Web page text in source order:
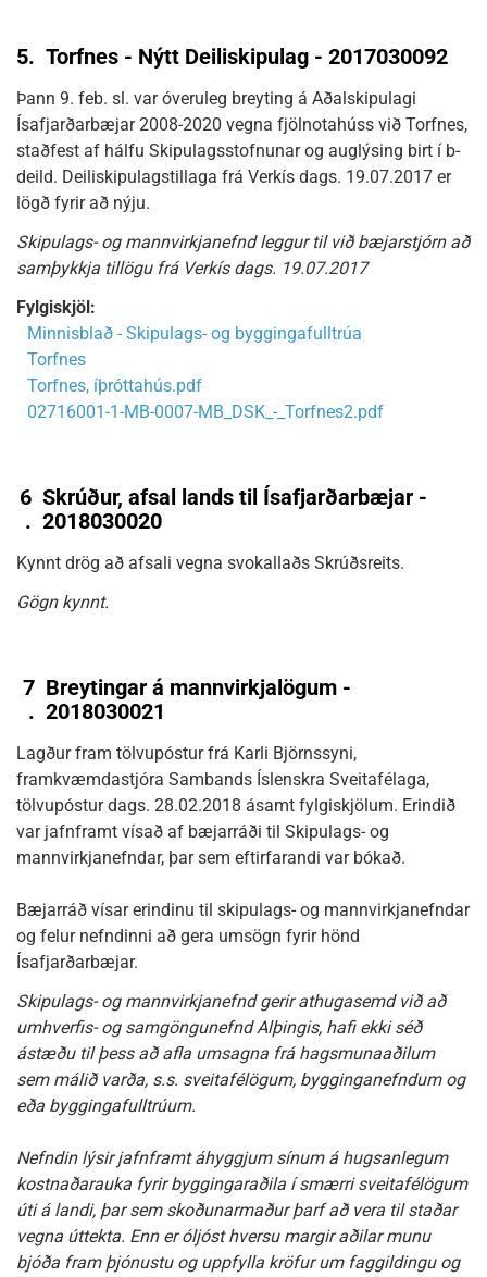
5. Torfnes - Nýtt Deiliskipulag - 2017030092
Þann 9. feb. sl. var óveruleg breyting á Aðalskipulagi
Ísafjarðarbæjar 2008-2020 vegna fjölnotahúss við Torfnes,
staðfest af hálfu Skipulagsstofnunar og auglýsing birt í b-
deild. Deiliskipulagstillaga frá Verkís dags. 19.07.2017 er
lögð fyrir að nýju.
Skipulags- og mannvirkjanefnd leggur til við bæjarstjórn að
samþykkja tillögu frá Verkís dags. 19.07.2017
Fylgiskjöl:
Minnisblað - Skipulags- og byggingafulltrúa
Torfnes
Torfnes, íþróttahús.pdf
02716001-1-MB-0007-MB_DSK_-_Torfnes2.pdf
6
.
Skrúður, afsal lands til Ísafjarðarbæjar -
2018030020
Kynnt drög að afsali vegna svokallaðs Skrúðsreits.
Gögn kynnt.
7
.
Breytingar á mannvirkjalögum -
2018030021
Lagður fram tölvupóstur frá Karli Björnssyni,
framkvæmdastjóra Sambands Íslenskra Sveitafélaga,
tölvupóstur dags. 28.02.2018 ásamt fylgiskjölum. Erindið
var jafnframt vísað af bæjarráði til Skipulags- og
mannvirkjanefndar, þar sem eftirfarandi var bókað.
Bæjarráð vísar erindinu til skipulags- og mannvirkjanefndar
og felur nefndinni að gera umsögn fyrir hönd
Ísafjarðarbæjar.
Skipulags- og mannvirkjanefnd gerir athugasemd við að
umhverfis- og samgöngunefnd Alþingis, hafi ekki séð
ástæðu til þess að afla umsagna frá hagsmunaaðilum
sem málið varða, s.s. sveitafélögum, bygginganefndum og
eða byggingafulltrúum.
Nefndin lýsir jafnframt áhyggjum sínum á hugsanlegum
kostnaðarauka fyrir byggingaraðila í smærri sveitafélögum
úti á landi, þar sem skoðunarmaður þarf að vera til staðar
vegna úttekta. Enn er óljóst hversu margir aðilar munu
bjóða fram þjónustu og uppfylla kröfur um faggildingu og